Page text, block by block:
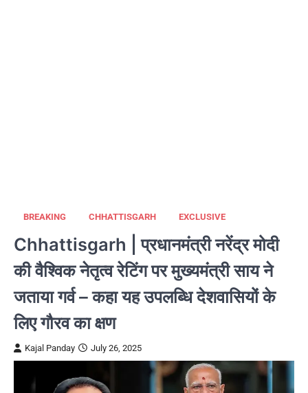
BREAKING CHHATTISGARH EXCLUSIVE
Chhattisgarh | प्रधानमंत्री नरेंद्र मोदी
की वैश्विक नेतृत्व रेटिंग पर मुख्यमंत्री साय ने
जताया गर्व – कहा यह उपलब्धि देशवासियों के
लिए गौरव का क्षण
Kajal Panday July 26, 2025